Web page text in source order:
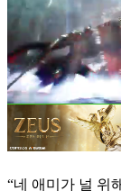
“네 애미가 널 위